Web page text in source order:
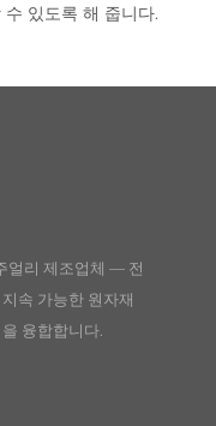
있도록 해 줍니다.
얼리 제조업체 — 전
속 가능한 원자재
융합합니다.